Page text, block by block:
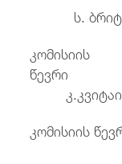
ს.
კომისიის
ი.